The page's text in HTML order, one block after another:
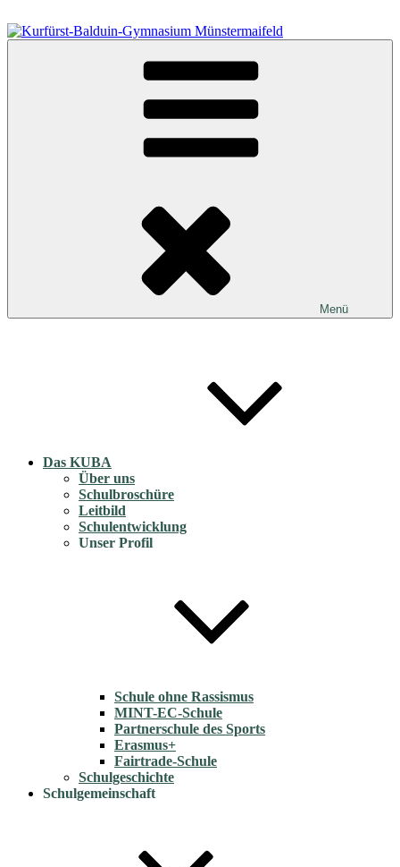
Inhalt
springen
Kurfürst-Balduin-Gymnasium Münstermaifeld
Menü
Das KUBA
Über uns
Schulbroschüre
Leitbild
Schulentwicklung
Unser Profil
Schule ohne Rassismus
MINT-EC-Schule
Partnerschule des Sports
Erasmus+
Fairtrade-Schule
Schulgeschichte
Schulgemeinschaft